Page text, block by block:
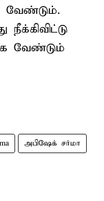
வேண்டும்.
வேண்டும்
அபிஷேக் சர்மா